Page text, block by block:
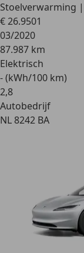
Stoelverwarming
€ 26.9501
03/2020
87.987 km
Elektrisch
- (kWh/100 km)
2,8
Autobedrijf
NL 8242 BA